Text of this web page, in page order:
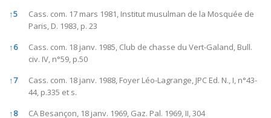
↑5
Cass. com. 17 mars 1981, Institut musulman de la Mosquée de
Paris, D. 1983, p. 23
↑6
Cass. com. 18 janv. 1985, Club de chasse du Vert-Galand, Bull.
civ. IV, n°59, p.50
↑7
Cass. com. 18 janv. 1988, Foyer Léo-Lagrange, JPC Ed. N., I, n°43-
44, p.335 et s.
↑8 CA Besançon, 18 janv. 1969, Gaz. Pal. 1969, II, 304